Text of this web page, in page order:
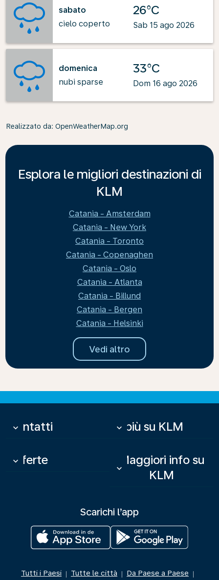
sabato
cielo coperto
26°C
Sab 15 ago 2026
domenica
nubi sparse
33°C
Dom 16 ago 2026
Realizzato da: OpenWeatherMap.org
Esplora le migliori destinazioni di
KLM
Catania - Amsterdam
Catania - New York
Catania - Toronto
Catania - Copenaghen
Catania - Oslo
Catania - Atlanta
Catania - Billund
Catania - Bergen
Catania - Helsinki
Vedi altro
Contatti
keyboard_arrow_down Di più su KLM
keyboard_arrow_down
Offerte
keyboard_arrow_down
Maggiori info su
KLM
keyboard_arrow_down
Scarichi l’app
Tutti i Paesi | Tutte le città | Da Paese a Paese |